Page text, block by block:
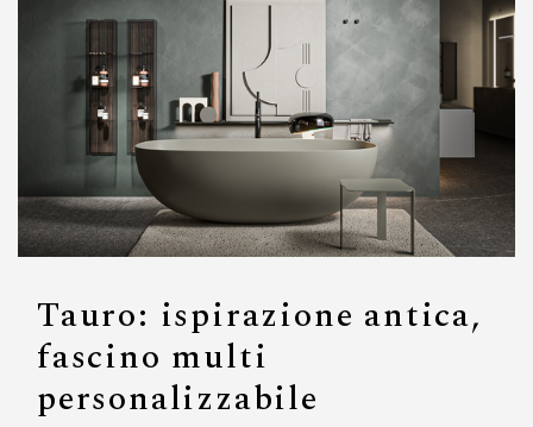
Tauro: ispirazione antica,
fascino multi
personalizzabile